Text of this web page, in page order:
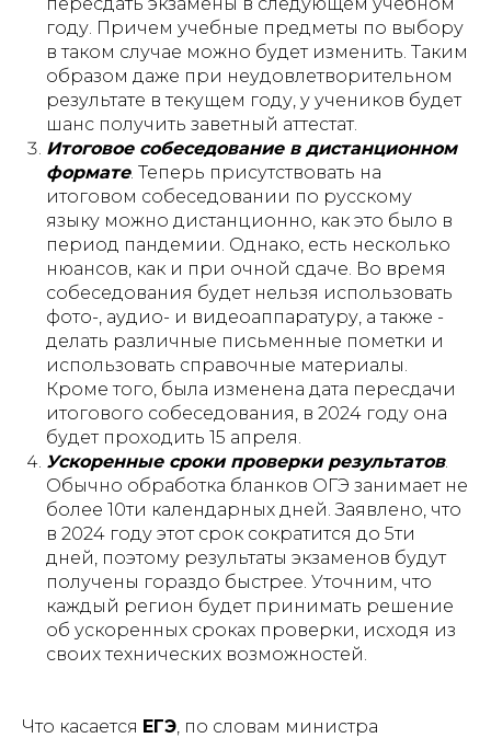
году. Причем учебные предметы по выбору
в таком случае можно будет изменить. Таким
образом даже при неудовлетворительном
результате в текущем году, у учеников будет
шанс получить заветный аттестат.
Итоговое собеседование в дистанционном
формате. Теперь присутствовать на
итоговом собеседовании по русскому
языку можно дистанционно, как это было в
период пандемии. Однако, есть несколько
нюансов, как и при очной сдаче. Во время
собеседования будет нельзя использовать
фото-, аудио- и видеоаппаратуру, а также -
делать различные письменные пометки и
использовать справочные материалы.
Кроме того, была изменена дата пересдачи
итогового собеседования, в 2024 году она
будет проходить 15 апреля.
Ускоренные сроки проверки результатов.
Обычно обработка бланков ОГЭ занимает не
более 10ти календарных дней. Заявлено, что
в 2024 году этот срок сократится до 5ти
дней, поэтому результаты экзаменов будут
получены гораздо быстрее. Уточним, что
каждый регион будет принимать решение
об ускоренных сроках проверки, исходя из
своих технических возможностей.
Что касается ЕГЭ, по словам министра